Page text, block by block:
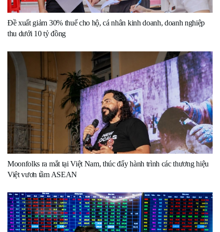
Đề xuất giảm 30% thuế cho hộ, cá nhân kinh doanh, doanh nghiệp
thu dưới 10 tỷ đồng
Moonfolks ra mắt tại Việt Nam, thúc đẩy hành trình các thương hiệu
Việt vươn tầm ASEAN